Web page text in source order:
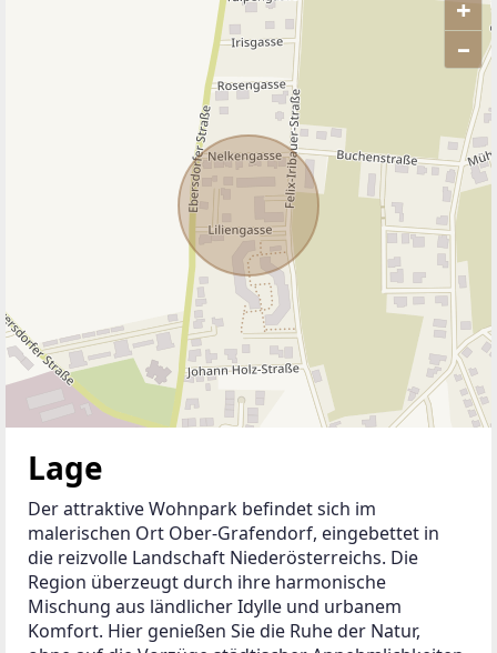
+
–
ANBIETER KONTAKTIEREN
Lage
Der attraktive Wohnpark befindet sich im
malerischen Ort Ober-Grafendorf, eingebettet in
die reizvolle Landschaft Niederösterreichs. Die
Region überzeugt durch ihre harmonische
Mischung aus ländlicher Idylle und urbanem
Komfort. Hier genießen Sie die Ruhe der Natur,